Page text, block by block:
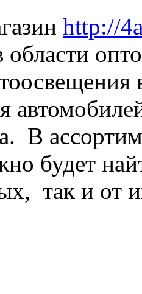
http://
области
В
будет
так и от